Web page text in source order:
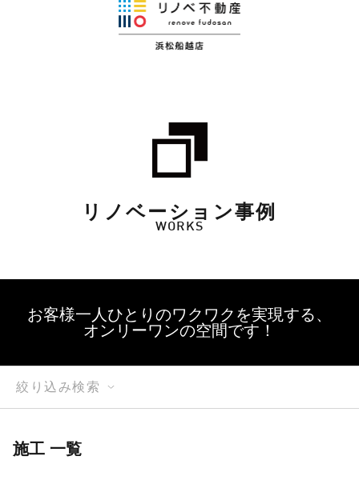
リノベーション事例
WORKS
お客様一人ひとりのワクワクを実現する、
オンリーワンの空間です！
絞り込み検索
施工 一覧